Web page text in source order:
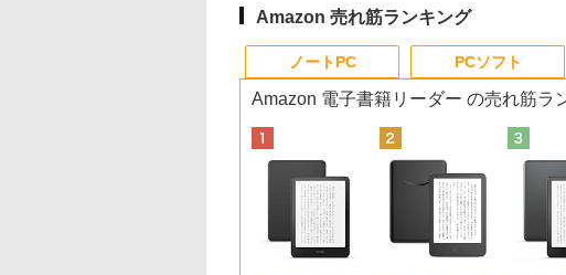
Amazon 売れ筋ランキング
ノートPC PCソフト
Amazon 電子書籍リーダー の売れ筋ラ